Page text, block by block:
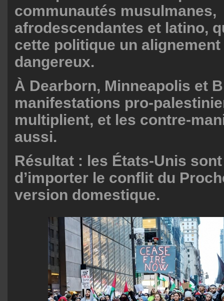
communautés musulmanes,
afrodescendantes et latino,
cette politique un
dangereux.
À Dearborn, Minneapolis et
manifestations pro-
multiplient, et les contre-
aussi.
Résultat : les États-Unis
d’importer le conflit du
version domestique.